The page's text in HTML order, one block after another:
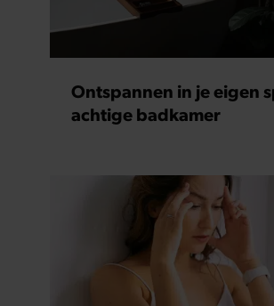
Ontspannen in je eigen
achtige badkamer